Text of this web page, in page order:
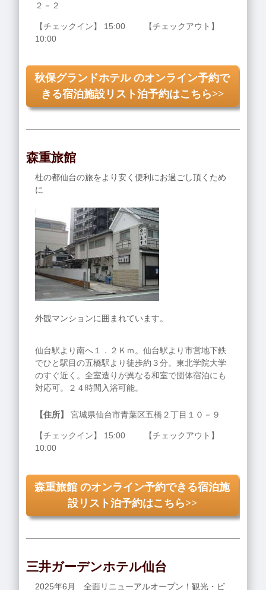
２－２
【チェックイン】 15:00 【チェックアウト】
10:00
秋保グランドホテル のオンライン予約で
きる宿泊施設リスト泊予約はこちら>>
森重旅館
杜の都仙台の旅をより安く便利にお過ごし頂くため
に
外観マンションに囲まれています。
仙台駅より南へ１．２Ｋｍ。仙台駅より市営地下鉄
でひと駅目の五橋駅より徒歩約３分。東北学院大学
のすぐ近く。全室造りが異なる和室で団体宿泊にも
対応可。２４時間入浴可能。
【住所】 宮城県仙台市青葉区五橋２丁目１０－９
【チェックイン】 15:00 【チェックアウト】
10:00
森重旅館 のオンライン予約できる宿泊施
設リスト泊予約はこちら>>
三井ガーデンホテル仙台
2025年6月 全面リニューアルオープン！観光・ビ